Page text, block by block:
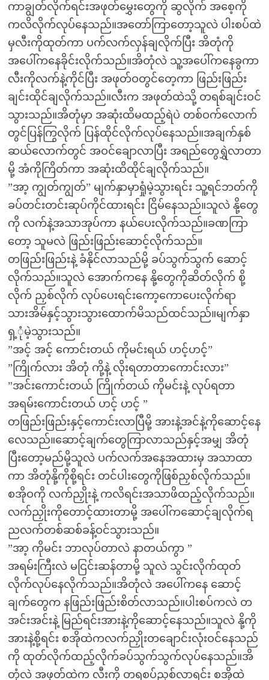
ကာချွတ်လိုက်ရင်းအဖုတ်မွှေးတွေကို ဆွလိုက် အစေ့ကို
ကလိလိုက်လုပ်နေသည်။အတော်ကြာတော့သူလဲ ပါးစပ်ထဲ
မှလီးကိုထုတ်ကာ ပက်လက်လှန်ချလိုက်ပြီး အိတုံကို
အပေါ်ကနေခိုင်းလိုက်သည်။အိတုံလဲ သူ့အပေါ်ကနေခွကာ
လီးကိုလက်နဲ့ကိုင်ပြီး အဖုတ်ဝတွင်တေ့ကာ ဖြည်းဖြည်း
ချင်းထိုင်ချလိုက်သည်။လီးက အဖုတ်ထဲသို့ တရစ်ချင်းဝင်
သွားသည်။အိတုံမှာ အဆုံးထိမထည့်ရဲပဲ တစ်ဝက်လောက်
တွင်ပြန်ကြွလိုက် ပြန်ထိုင်လိုက်လုပ်နေသည်။အချက်နှစ်
ဆယ်လောက်တွင် အဝင်ချောလာပြီး အရည်တွေရွှဲလာတာ
မို့ အံကိုကြိတ်ကာ အဆုံးထိထိုင်ချလိုက်သည်။
”အာ့ ကျွတ်ကျွတ်” မျက်နှာမှာရှုံမဲ့သွားရင်း သူ့ရင်ဘတ်ကို
ခပ်တင်းတင်းဆုပ်ကိုင်ထားရင်း ငြိမ်နေသည်။သူလဲ နို့တွေ
ကို လက်နဲ့အသာအုပ်ကာ နယ်ပေးလိုက်သည်။ခဏကြာ
တော့ သူမလဲ ဖြည်းဖြည်းဆောင့်လိုက်သည်။
တဖြည်းဖြည်းနဲ့ ခံနိုင်လာသည်မို့ ခပ်သွက်သွက် ဆောင့်
လိုက်သည်။သူလဲ အောက်ကနေ နို့တွေကိုဆိတ်လိုက် စို့
လိုက် ညှစ်လိုက် လုပ်ပေးရင်းကော့ကောပေးလိုက်ရာ
သားအိမ်နှင့်သွားသွားထောက်မိသည်ထင်သည်။မျက်နှာ
ရှ့ုံမဲ့သွားသည်။
”အင့် အင့် ကောင်းတယ် ကိုမင်းရယ် ဟင့်ဟင့်”
”ကြိုက်လား အိတုံ ကို့နဲ့ လိုးရတာတာကောင်းလား”
”အင်းကောင်းတယ် ကြိုက်တယ် ကိုမင်းနဲ့ လုပ်ရတာ
အရမ်းကောင်းတယ် ဟင့် ဟင့် ”
တဖြည်းဖြည်းနှင့်ကောင်းလာပြီမို့ အားနဲ့အင်နဲ့ကိုဆောင့်နေ
လေသည်။ဆောင့်ချက်တွေကြာလာသည်နှင့်အမျှ အိတုံ
ပြီးတော့မည်မို့သူလဲ ပက်လက်အနေအထားမှ အသာထာ
ကာ အိတုံနို့ကိုစို့ရင်း တင်ပါးတွေကိုဖြစ်ညှစ်လိုက်သည်။
စအိုဝကို လက်ညှိုးနဲ့ ကလိရင်းအသာဖိထည့်လိုက်သည်။
လက်ညှိုးကိုတောင့်ထားတာမို့ အပေါ်ကဆောင့်ချလိုက်ရ
ညလက်တစ်ဆစ်ခန့်ဝင်သွားသည်။
”အာ့ ကိုမင်း ဘာလုပ်တာလဲ နာတယ်ကွာ ”
အရမ်းကြီးလဲ မငြင်းဆန်တာမို့ သူလဲ သွင်းလိုက်ထုတ်
လိုက်လုပ်နေလိုက်သည်။အိတုံလဲ အပေါ်ကနေ ဆောင့်
ချက်တွေက နဖြည်းဖြည်းစိတ်လာသည်။ပါးစပ်ကလဲ တ
အင်းအင်းနဲ့ မြည်ရင်းအားနဲ့ကိုဆောင့်နေသည်။သူလဲ နို့ကို
အားနဲ့စို့ရင်း စအိုထဲကလက်ညှိုးတချောင်းလုံးဝင်နေသည်
ကို ထုတ်လိုက်ထည့်လိုက်ခပ်သွက်သွက်လုပ်နေသည်။အိ
တုံလဲ အဖုတ်ထဲက လီးကို တရစပ်ညှစ်လာရင်း စအိုထဲ